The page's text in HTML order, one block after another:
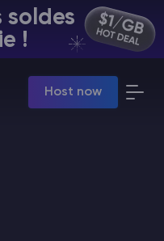
soldes
!
Host now